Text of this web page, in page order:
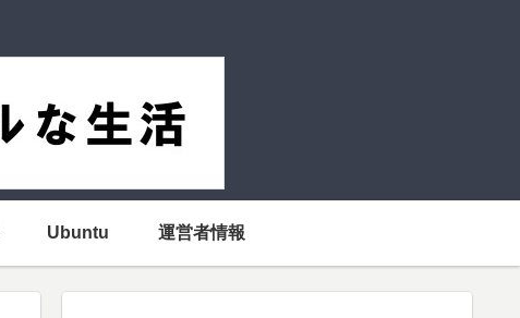
Ubuntu 運営者情報